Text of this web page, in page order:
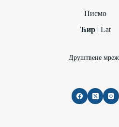
Писмо
Ћир| Lat
Друштвене